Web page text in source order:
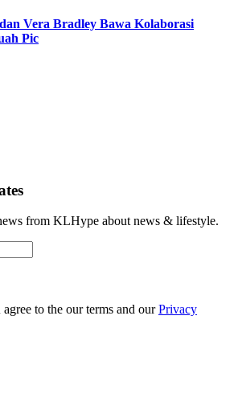
Vera Bradley Bawa Kolaborasi
Pic
from KLHype about news & lifestyle.
to the our terms and ourPrivacy